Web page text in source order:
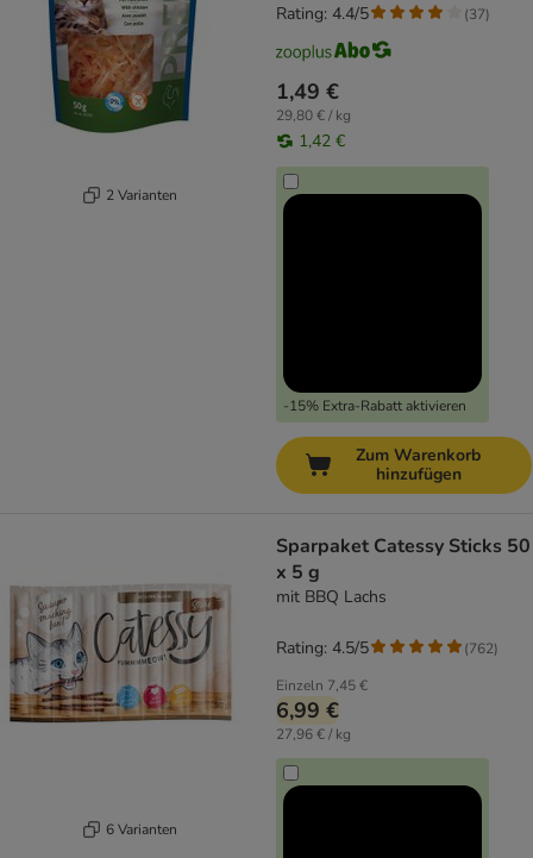
2 Varianten
1,49 €
29,80 € / kg
1,42 €
-15% Extra-Rabatt aktivieren
Rating: 4.4/5 (37)
Zum Warenkorb
hinzufügen
6 Varianten
Sparpaket Catessy Sticks 50
x 5 g
mit BBQ Lachs
Einzeln 7,45 €
6,99 €
27,96 € / kg
Rating: 4.5/5 (762)